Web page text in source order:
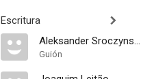
Escritura
Aleksander Sroczynski
Guión